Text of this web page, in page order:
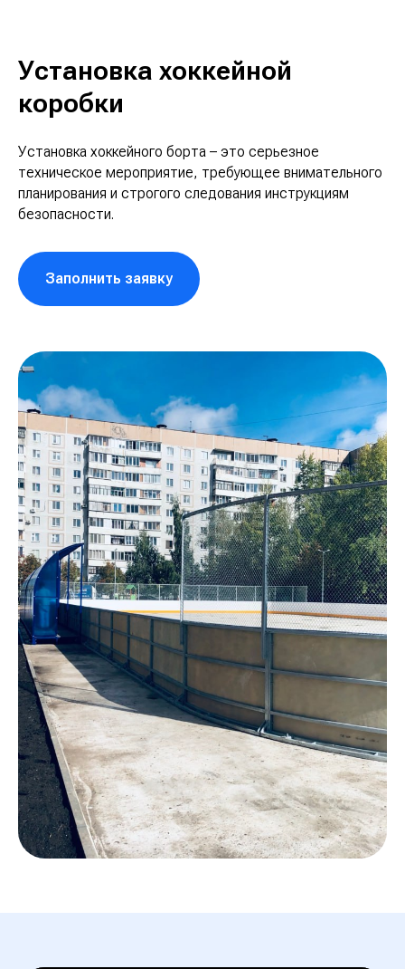
Установка хоккейной
коробки
Установка хоккейного борта – это серьезное
техническое мероприятие, требующее внимательного
планирования и строгого следования инструкциям
безопасности.
Заполнить заявку